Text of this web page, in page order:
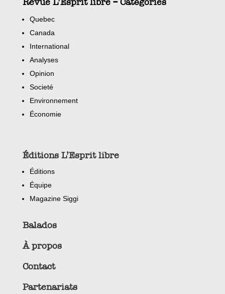
Quebec
Canada
International
Analyses
Opinion
Societé
Environnement
Économie
Éditions L’Esprit libre
Éditions
Équipe
Magazine Siggi
Balados
À propos
Contact
Partenariats